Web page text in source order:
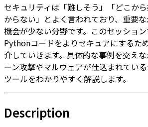
セキュリティは「難しそう」「どこか
からない」とよく言われており、重要
機会が少ない分野です。このセッショ
Pythonコードをよりセキュアにするた
介していきます。具体的な事例を交え
ーン攻撃やマルウェアが仕込まれてい
ツールをわかりやすく解説します。
Description